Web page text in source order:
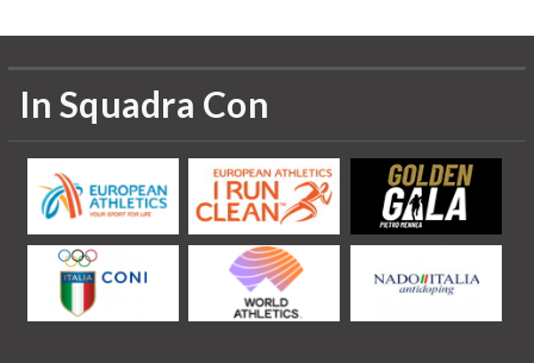
In Squadra Con